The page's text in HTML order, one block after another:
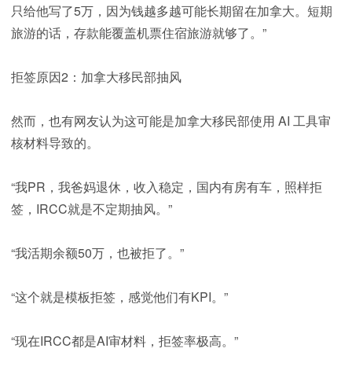
只给他写了5万，因为钱越多越可能长期留在加拿大。短期
旅游的话，存款能覆盖机票住宿旅游就够了。”
拒签原因2：加拿大移民部抽风
然而，也有网友认为这可能是加拿大移民部使用 AI 工具审
核材料导致的。
“我PR，我爸妈退休，收入稳定，国内有房有车，照样拒
签，IRCC就是不定期抽风。”
“我活期余额50万，也被拒了。”
“这个就是模板拒签，感觉他们有KPI。”
“现在IRCC都是AI审材料，拒签率极高。”